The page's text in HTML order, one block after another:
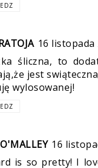
16 listopada
śliczna, to
jest
wylosowanej!
16
is so pretty! I